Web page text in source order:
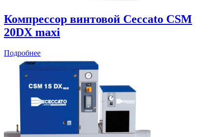
Компрессор винтовой Ceccato CSM
20DX maxi
Подробнее